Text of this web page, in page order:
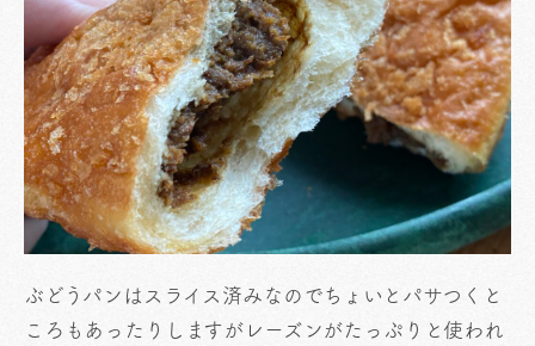
ぶどうパンはスライス済みなのでちょいとパサつくと
ころもあったりしますがレーズンがたっぷりと使われ